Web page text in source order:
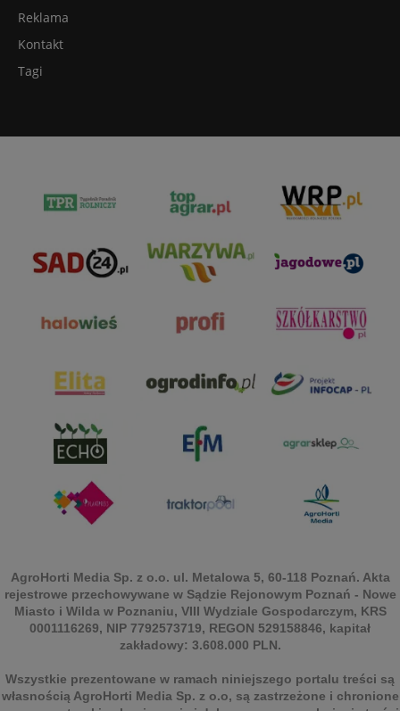
Reklama
Kontakt
Tagi
AgroHorti Media Sp. z o.o. ul. Metalowa 5, 60-118 Poznań. Akta
rejestrowe przechowywane w Sądzie Rejonowym Poznań - Nowe
Miasto i Wilda w Poznaniu, VIII Wydziale Gospodarczym, KRS
0001116269, NIP 7792573719, REGON 529158846, kapitał
zakładowy: 3.608.000 PLN.
Wszystkie prezentowane w ramach niniejszego portalu treści są
własnością AgroHorti Media Sp. z o.o, są zastrzeżone i chronione